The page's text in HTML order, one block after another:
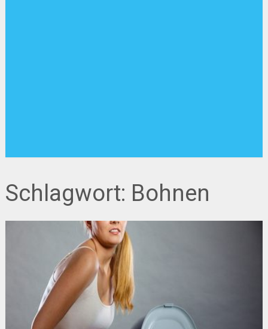
Schlagwort: Bohnen